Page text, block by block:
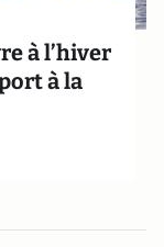
à l’hiver
à la